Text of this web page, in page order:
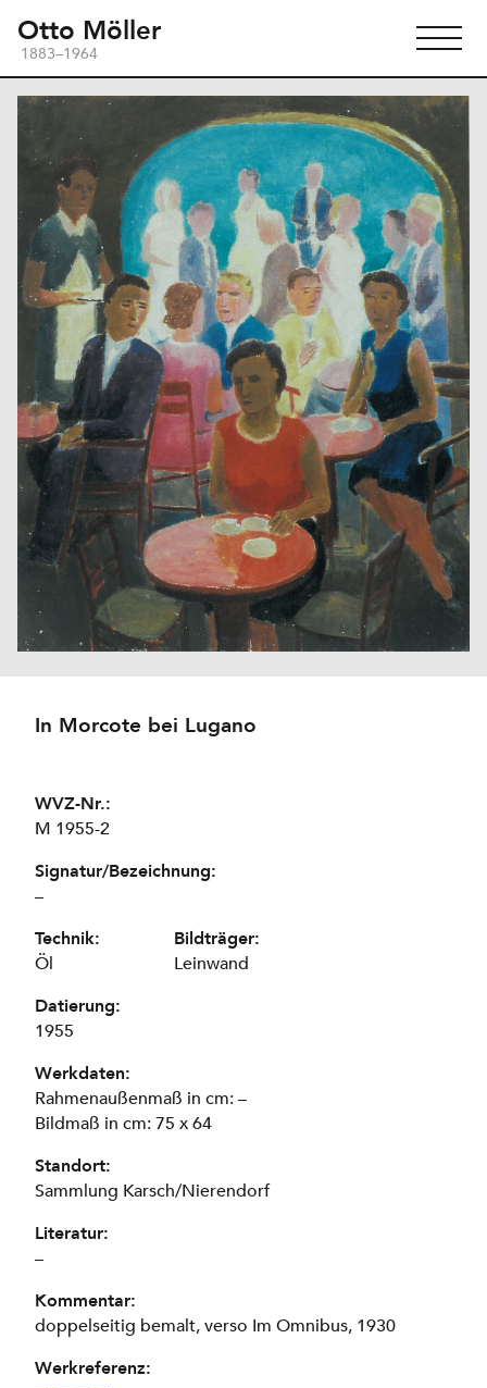
Otto Möller
1883–1964
In Morcote bei Lugano
WVZ-Nr.:
M 1955-2
Signatur/Bezeichnung:
–
Technik:
Öl
Bildträger:
Leinwand
Datierung:
1955
Werkdaten:
Rahmenaußenmaß in cm: –
Bildmaß in cm: 75 x 64
Standort:
Sammlung Karsch/Nierendorf
Literatur:
–
Kommentar:
doppelseitig bemalt, verso Im Omnibus, 1930
Werkreferenz: